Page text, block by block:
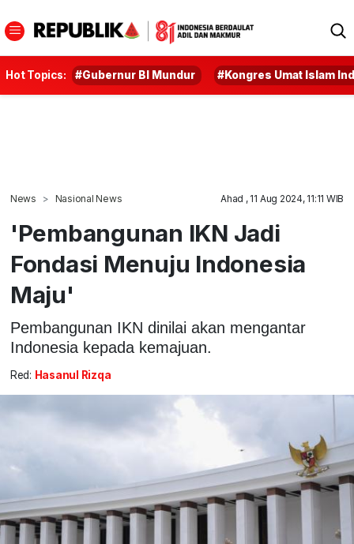
Hot Topics: #Gubernur BI Mundur #Kongres Umat Islam
News Nasional News Ahad , 11 Aug 2024, 11:11 WIB
'Pembangunan IKN Jadi
Fondasi Menuju Indonesia
Maju'
Pembangunan IKN dinilai akan mengantar
Indonesia kepada kemajuan.
Red: Hasanul Rizqa